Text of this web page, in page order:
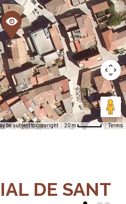
be subject to copyright 20 m Terms
DE SANT